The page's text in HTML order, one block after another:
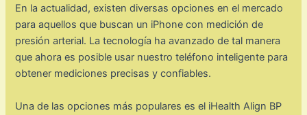
En la actualidad, existen diversas opciones en el mercado
para aquellos que buscan un iPhone con medición de
presión arterial. La tecnología ha avanzado de tal manera
que ahora es posible usar nuestro teléfono inteligente para
obtener mediciones precisas y confiables.
Una de las opciones más populares es el iHealth Align BP